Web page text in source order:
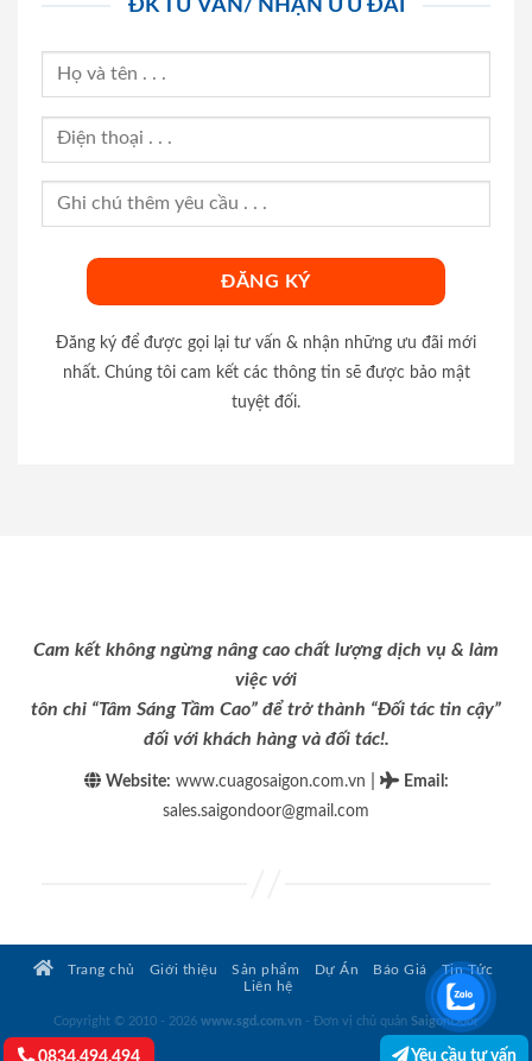
ĐK TƯ VẤN/ NHẬN ƯU ĐÃI
Đăng ký để được gọi lại tư vấn & nhận những ưu đãi mới
nhất. Chúng tôi cam kết các thông tin sẽ được bảo mật
tuyệt đối.
Cam kết không ngừng nâng cao chất lượng dịch vụ & làm
việc với
tôn chỉ “Tâm Sáng Tầm Cao” để trở thành “Đối tác tin cậy”
đối với khách hàng và đối tác!.
Website: www.cuagosaigon.com.vn Email :
sales.saigondoor@gmail.com
Trang chủ Giới thiệu Sản phẩm Dự Án Báo Giá
Tin Tức
Liên hệ
Copyright © 2010 - 2026 www.sgd.com.vn - Đơn vị chủ quản SaigonDoor
0834.494.494 Yêu cầu tư vấn